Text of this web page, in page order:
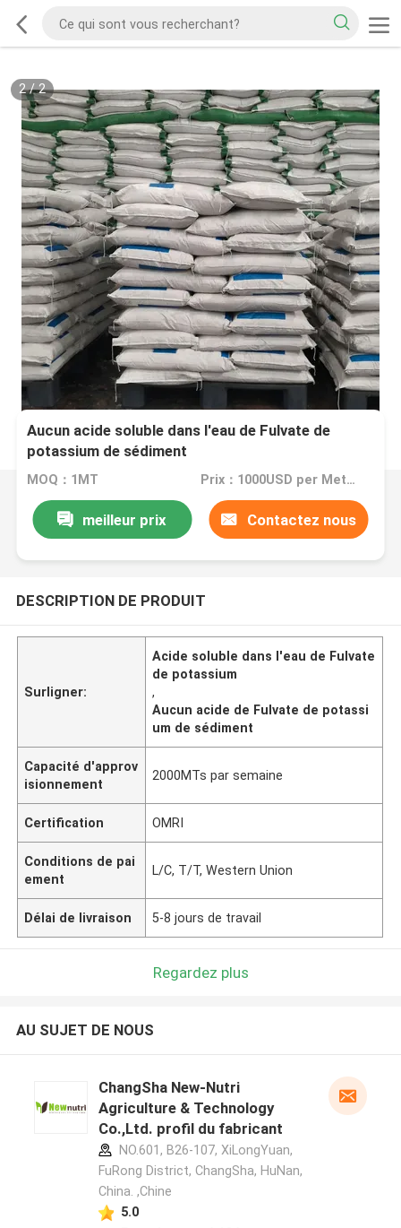
2/2
Aucun acide soluble dans l'eau de Fulvate de
potassium de sédiment
MOQ：1MT Prix：1000USD per Metric Ton
meilleur prix Contactez nous
DESCRIPTION DE PRODUIT
Surligner:
Acide soluble dans l'eau de Fulvate
de potassium
,
Aucun acide de Fulvate de potassi
um de sédiment
Capacité d'approv
isionnement
2000MTs par semaine
Certification OMRI
Conditions de pai
ement
L/C, T/T, Western Union
Délai de livraison 5-8 jours de travail
Regardez plus
AU SUJET DE NOUS
ChangSha New-Nutri
Agriculture & Technology
Co.,Ltd. profil du fabricant
NO.601, B26-107, XiLongYuan,
FuRong District, ChangSha, HuNan,
China. ,Chine
5.0